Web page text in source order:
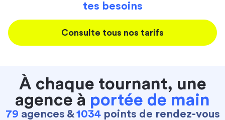
tes besoins
Consulte tous nos tarifs
À chaque tournant, une
agence à portée de main
79 agences &1034points de rendez-vous